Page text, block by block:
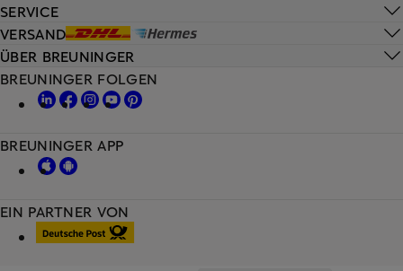
SERVICE
VERSAND
ÜBER BREUNINGER
EIN PARTNER VON
BREUNINGER FOLGEN
BREUNINGER APP